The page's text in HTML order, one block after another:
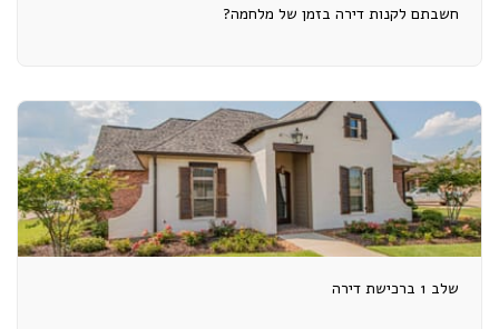
חשבתם לקנות דירה בזמן של מלחמה?
שלב 1 ברכישת דירה